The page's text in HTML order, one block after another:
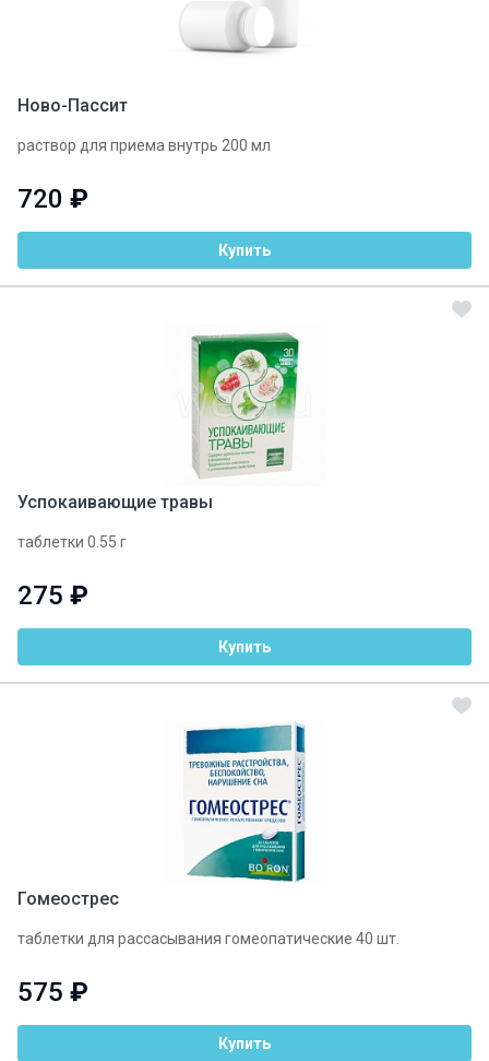
Ново-Пассит
раствор для приема внутрь 200 мл
720 ₽
Купить
Успокаивающие травы
таблетки 0.55 г
275 ₽
Купить
Гомеострес
таблетки для рассасывания гомеопатические 40 шт.
575 ₽
Купить